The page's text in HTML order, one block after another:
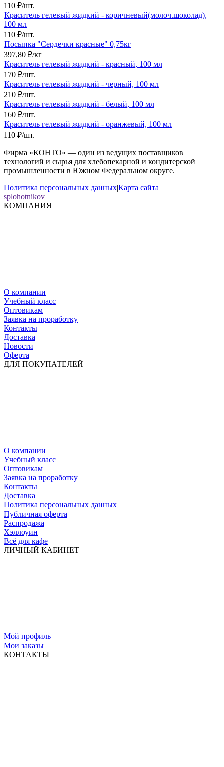
110 ₽/шт.
Краситель гелевый жидкий - коричневый(молоч.шоколад),
100 мл
110 ₽/шт.
Посыпка "Сердечки красные" 0,75кг
397,80 ₽/кг
Краситель гелевый жидкий - красный, 100 мл
170 ₽/шт.
Краситель гелевый жидкий - черный, 100 мл
210 ₽/шт.
Краситель гелевый жидкий - белый, 100 мл
160 ₽/шт.
Краситель гелевый жидкий - оранжевый, 100 мл
110 ₽/шт.
Фирма «КОНТО» — один из ведущих поставщиков
технологий и сырья для хлебопекарной и кондитерской
промышленности в Южном Федеральном округе.
Политика персональных данных|Карта сайта
splohotnikov
КОМПАНИЯ
О компании
Учебный класс
Оптовикам
Заявка на проработку
Контакты
Доставка
Новости
Оферта
ДЛЯ ПОКУПАТЕЛЕЙ
О компании
Учебный класс
Оптовикам
Заявка на проработку
Контакты
Доставка
Политика персональных данных
Публичная оферта
Распродажа
Хэллоуин
Всё для кафе
ЛИЧНЫЙ КАБИНЕТ
Мой профиль
Мои заказы
КОНТАКТЫ